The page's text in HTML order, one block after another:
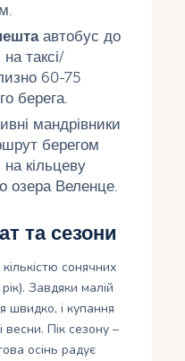
автобус до
таксі/
60-75
берега.
мандрівники
берегом
кільцеву
озера Веленце.
та сезони
сонячних
Завдяки малій
швидко, і купання
Пік сезону –
осінь радує